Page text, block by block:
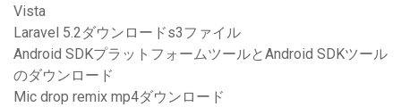
Vista
Laravel 5.2ダウンロードs3ファイル
Android SDKプラットフォームツールとAndroid SDKツール
のダウンロード
Mic drop remix mp4ダウンロード